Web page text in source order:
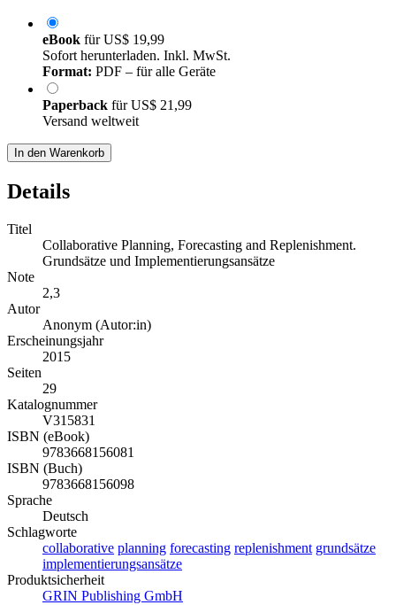
eBook fürUS$ 19,99
Sofort herunterladen. Inkl. MwSt.
Format: PDF – für alle Geräte
Paperback fürUS$ 21,99
Versand weltweit
In den Warenkorb
Details
Titel
Collaborative Planning, Forecasting and Replenishment.
Grundsätze und Implementierungsansätze
Note
2,3
Autor
Anonym (Autor:in)
Erscheinungsjahr
2015
Seiten
29
Katalognummer
V315831
ISBN (eBook)
9783668156081
ISBN (Buch)
9783668156098
Sprache
Deutsch
Schlagworte
collaborative planning forecasting replenishment grundsätze
implementierungsansätze
Produktsicherheit
GRIN Publishing GmbH